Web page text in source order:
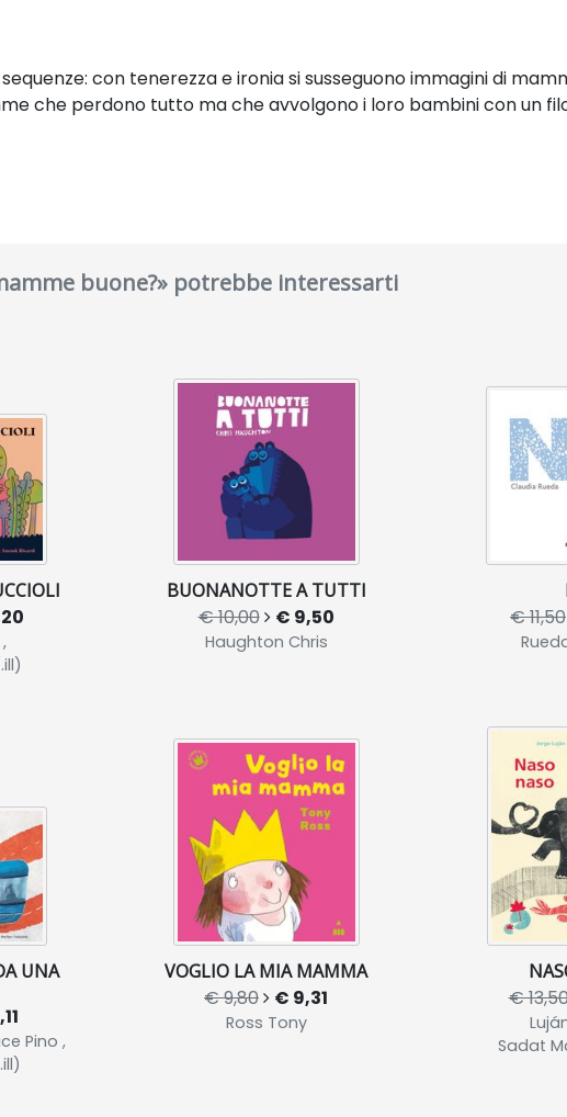
con tenerezza e ironia si susseguono immagini di
che perdono tutto ma che avvolgono i loro bambini con un
buone?» potrebbe interessarti
BUONANOTTE A TUTTI
€ 10,00 € 9,50
Haughton Chris
€ 11,50
UNA
Pino ,
VOGLIO LA MIA MAMMA
€ 9,80 € 9,31
Ross Tony
€
Sadat